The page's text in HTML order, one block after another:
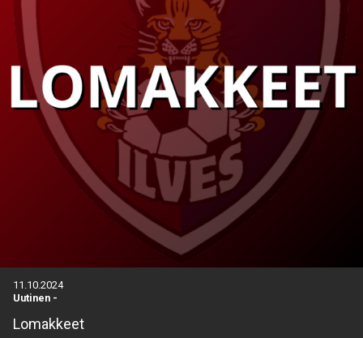
11.10.2024
Uutinen -
Lomakkeet